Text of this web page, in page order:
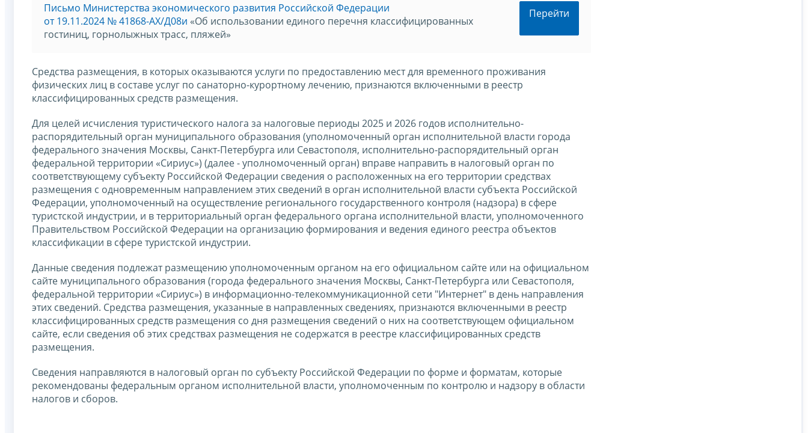
Письмо Министерства экономического развития Российской Федерации
от 19.11.2024 № 41868-АХ/Д08и «Об использовании единого перечня классифицированных
гостиниц, горнолыжных трасс, пляжей»
Перейти
Средства размещения, в которых оказываются услуги по предоставлению мест для временного проживания
физических лиц в составе услуг по санаторно-курортному лечению, признаются включенными в реестр
классифицированных средств размещения.
Для целей исчисления туристического налога за налоговые периоды 2025 и 2026 годов исполнительно-
распорядительный орган муниципального образования (уполномоченный орган исполнительной власти города
федерального значения Москвы, Санкт-Петербурга или Севастополя, исполнительно-распорядительный орган
федеральной территории «Сириус») (далее - уполномоченный орган) вправе направить в налоговый орган по
соответствующему субъекту Российской Федерации сведения о расположенных на его территории средствах
размещения с одновременным направлением этих сведений в орган исполнительной власти субъекта Российской
Федерации, уполномоченный на осуществление регионального государственного контроля (надзора) в сфере
туристской индустрии, и в территориальный орган федерального органа исполнительной власти, уполномоченного
Правительством Российской Федерации на организацию формирования и ведения единого реестра объектов
классификации в сфере туристской индустрии.
Данные сведения подлежат размещению уполномоченным органом на его официальном сайте или на официальном
сайте муниципального образования (города федерального значения Москвы, Санкт-Петербурга или Севастополя,
федеральной территории «Сириус») в информационно-телекоммуникационной сети "Интернет" в день направления
этих сведений. Средства размещения, указанные в направленных сведениях, признаются включенными в реестр
классифицированных средств размещения со дня размещения сведений о них на соответствующем официальном
сайте, если сведения об этих средствах размещения не содержатся в реестре классифицированных средств
размещения.
Сведения направляются в налоговый орган по субъекту Российской Федерации по форме и форматам, которые
рекомендованы федеральным органом исполнительной власти, уполномоченным по контролю и надзору в области
налогов и сборов.